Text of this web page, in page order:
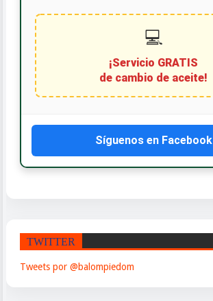
¡Servicio GRATIS
de cambio de aceite!
Síguenos en Facebook
TWITTER
Tweets por @balompiedom